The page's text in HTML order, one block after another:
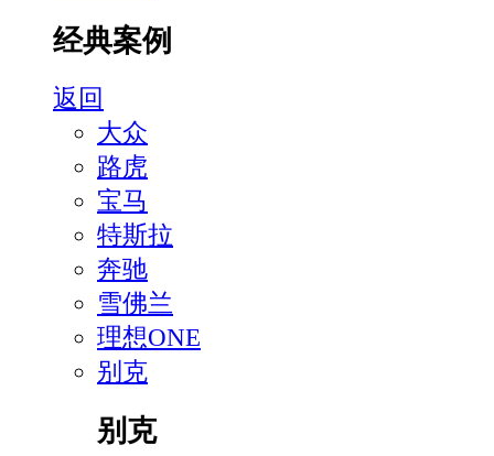
经典案例
返回
大众
路虎
宝马
特斯拉
奔驰
雪佛兰
理想ONE
别克
别克